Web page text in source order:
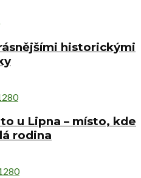
historickými
u Lipna – místo, kde
rodina